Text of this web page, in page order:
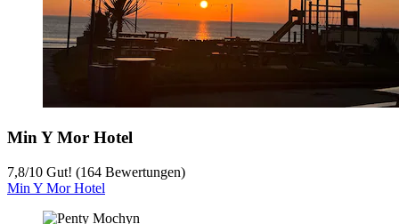
Min Y Mor Hotel
7,8/10 Gut! (164 Bewertungen)
Min Y Mor Hotel